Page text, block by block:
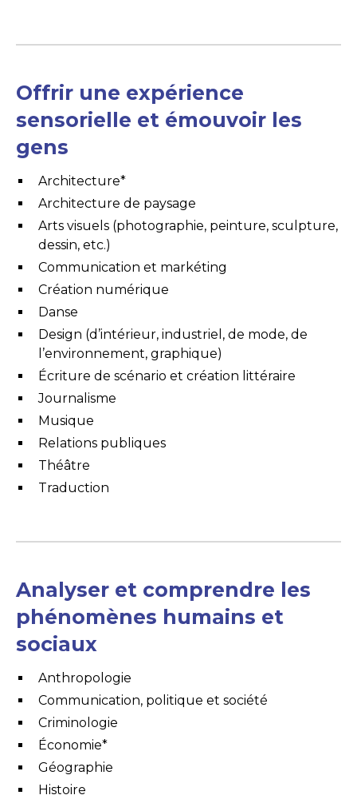
Offrir une expérience
sensorielle et émouvoir les
gens
Architecture*
Architecture de paysage
Arts visuels (photographie, peinture, sculpture,
dessin, etc.)
Communication et markéting
Création numérique
Danse
Design (d’intérieur, industriel, de mode, de
l’environnement, graphique)
Écriture de scénario et création littéraire
Journalisme
Musique
Relations publiques
Théâtre
Traduction
Analyser et comprendre les
phénomènes humains et
sociaux
Anthropologie
Communication, politique et société
Criminologie
Économie*
Géographie
Histoire